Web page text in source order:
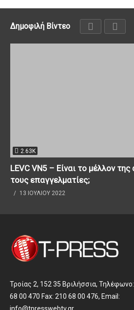
Δημοφιλή Βίντεο
2.63K
LEVC VN5 – Είναι το μέλλον της
τους επαγγελματίες;
13 ΙΟΥΛΊΟΥ 2022
Τροίας 2, 152 35 Βριλήσσια,
68 00 470 Fax: 210 68 00 476, Email:
info@tpresswebtv.gr